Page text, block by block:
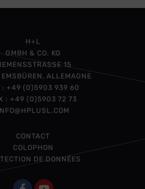
H+L
GMBH & CO. KG
15
ALLEMAGNE
: +49 (0)5903 939 60
: +49 (0)5903 72 73
CONTACT
COLOPHON
DE DONNÉES